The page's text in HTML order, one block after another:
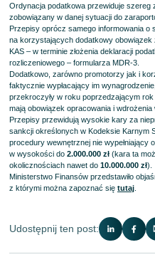
Ordynacja podatkowa przewiduje
zobowiązany w danej sytuacji do
Przepisy oprócz samego informowania o
na korzystających dodatkowy obowiązek
KAS – w terminie złożenia deklaracji
rozliczeniowego – formularza MDR-3.
Dodatkowo, zarówno promotorzy jak i
faktycznie wypłacający im
przekroczyły w roku poprzedzającym
mają obowiązek opracowania i
Przepisy przewidują wysokie kary za
sankcji określonych w Kodeksie Karnym
procedury wewnętrznej nie wypełniający
w wysokości do2.000.000 zł(kara ta
okolicznościach nawet do10.000.000 zł).
Ministerstwo Finansów przedstawiło
z którymi można zapoznać siętutaj
Udostępnij ten post: